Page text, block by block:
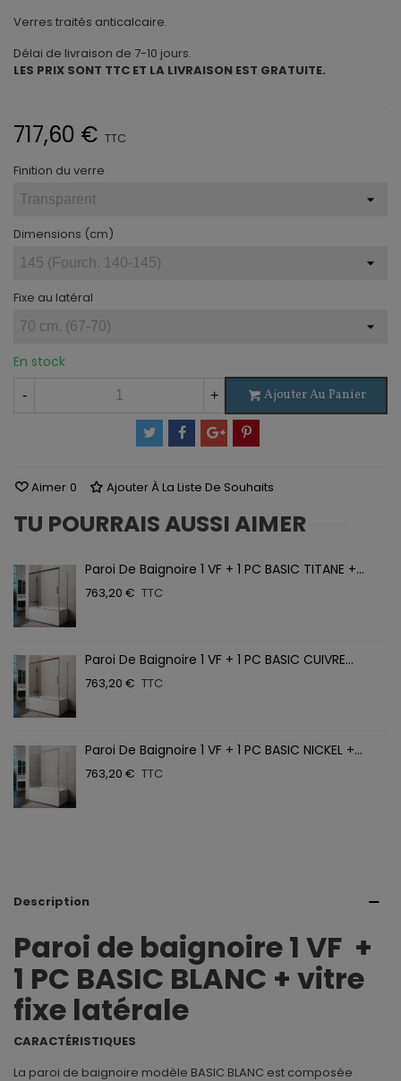
Verres traités anticalcaire.
Délai de livraison de 7-10 jours.
LES PRIX SONT TTC ET LA LIVRAISON EST GRATUITE.
717,60 € TTC
Finition du verre
Dimensions (cm)
Fixe au latéral
En stock
- + Ajouter Au Panier
Aimer 0 Ajouter À La Liste De Souhaits
TU POURRAIS AUSSI AIMER
Paroi De Baignoire 1 VF + 1 PC BASIC TITANE +...
763,20 € TTC
Paroi De Baignoire 1 VF + 1 PC BASIC CUIVRE...
763,20 € TTC
Paroi De Baignoire 1 VF + 1 PC BASIC NICKEL +...
763,20 € TTC
Description
Paroi de baignoire 1 VF +
1 PC BASIC BLANC + vitre
fixe latérale
CARACTÉRISTIQUES
La paroi de baignoire modèle BASIC BLANC est composée